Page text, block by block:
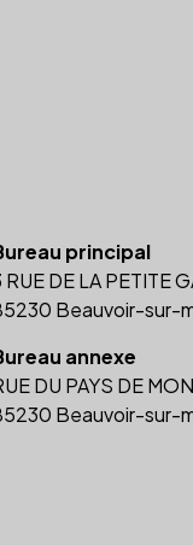
principal
RUE DE LA PETITE
Beauvoir-sur-
annexe
DU PAYS DE
Beauvoir-sur-